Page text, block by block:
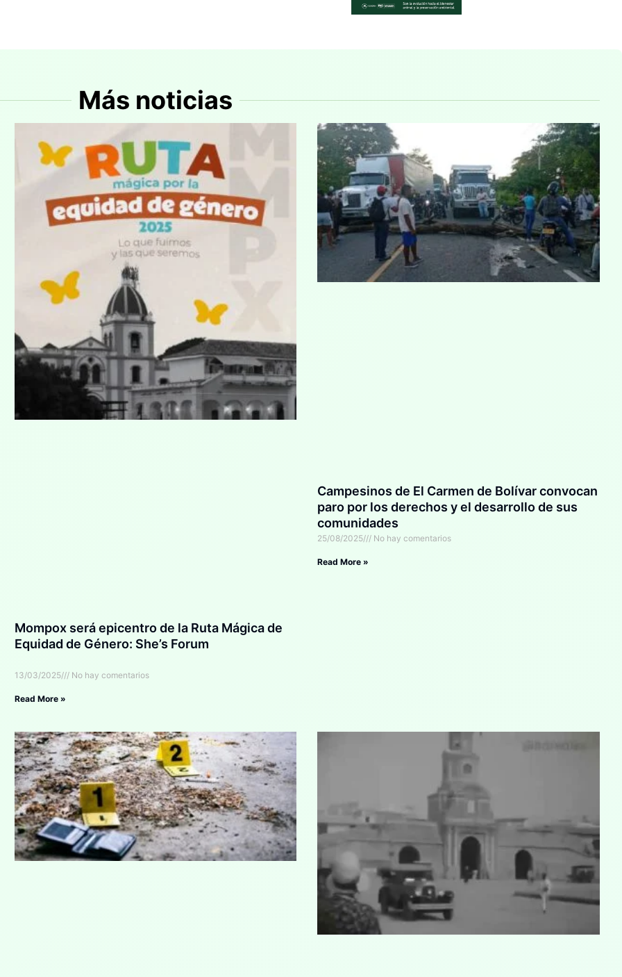
Más noticias
Mompox será epicentro de la Ruta Mágica de
Equidad de Género: She’s Forum
13/03/2025 No hay comentarios
Read More »
Campesinos de El Carmen de Bolívar convocan
paro por los derechos y el desarrollo de sus
comunidades
25/08/2025 No hay comentarios
Read More »